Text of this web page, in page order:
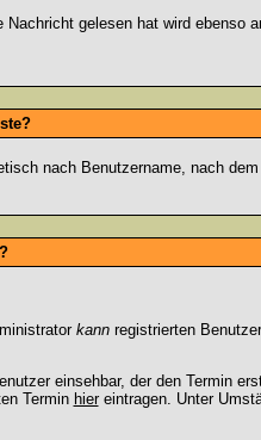
gelesen hat wird ebenso
nach Benutzername, nach
kannregistrierten
einsehbar, der den Termin
Termin hiereintragen. Unter